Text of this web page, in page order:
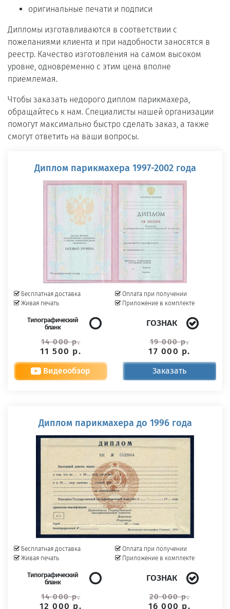
оригинальные печати и подписи
Дипломы изготавливаются в соответствии с
пожеланиями клиента и при надобности заносятся в
реестр. Качество изготовления на самом высоком
уровне, одновременно с этим цена вполне
приемлемая.
Чтобы заказать недорого диплом парикмахера,
обращайтесь к нам. Специалисты нашей организации
помогут максимально быстро сделать заказ, а также
смогут ответить на ваши вопросы.
Диплом парикмахера 1997-2002 года
Бесплатная доставка
Живая печать
Оплата при получении
Приложение в комплекте
Типографический
бланк
14 000 р.
11 500 р.
ГОЗНАК
19 000 р.
17 000 р.
Видеообзор Заказать
Диплом парикмахера до 1996 года
Бесплатная доставка
Живая печать
Оплата при получении
Приложение в комплекте
Типографический
бланк
14 000 р.
12 000 р.
ГОЗНАК
20 000 р.
16 000 р.